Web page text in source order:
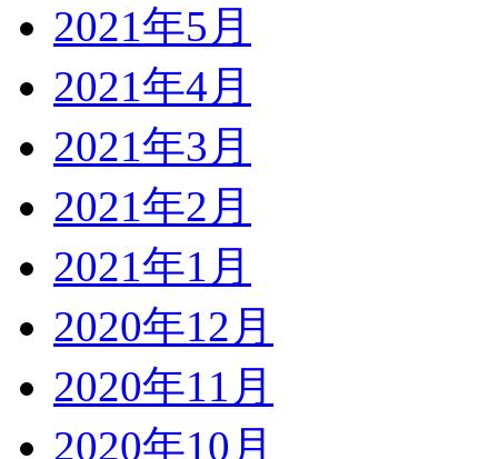
2021年5月
2021年4月
2021年3月
2021年2月
2021年1月
2020年12月
2020年11月
2020年10月